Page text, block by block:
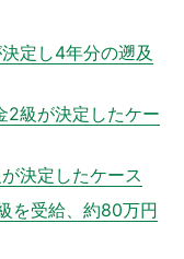
定し4年分の遡及
2級が決定したケー
決定したケース
を受給、約80万円